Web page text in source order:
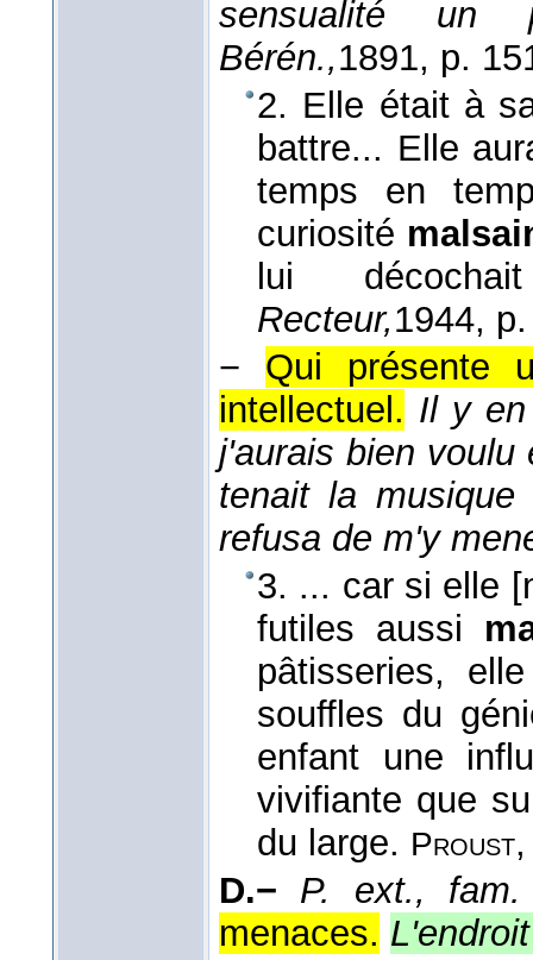
sensualité un
Bérén.,1891, p.
2. Elle était à
battre... Elle
temps en
curiosité
lui
Recteur,1944,
− Qui présente
intellectuel. Il y en
j'aurais bien voulu
tenait la
refusa de m'y
3. ... car si elle
futiles aussi
pâtisseries,
souffles du
enfant une
vivifiante que
du large. Proust
D.− P. ext., fam.
menaces.